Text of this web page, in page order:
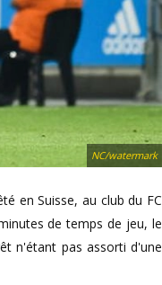
NC/watermark
en Suisse, au club du FC
de temps de jeu, le
n'étant pas assorti d'une